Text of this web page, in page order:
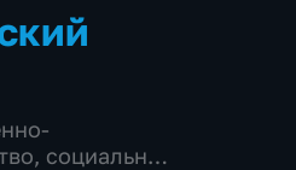
, социально-